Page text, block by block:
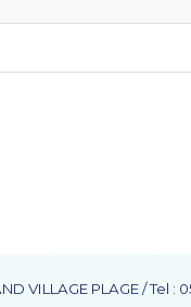
VILLAGE PLAGE / Tel :